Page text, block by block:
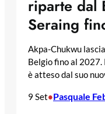
riparte dal
Seraing
Akpa-Chukwu
Belgio fino al
è atteso dal suo
9 Set•Pasquale